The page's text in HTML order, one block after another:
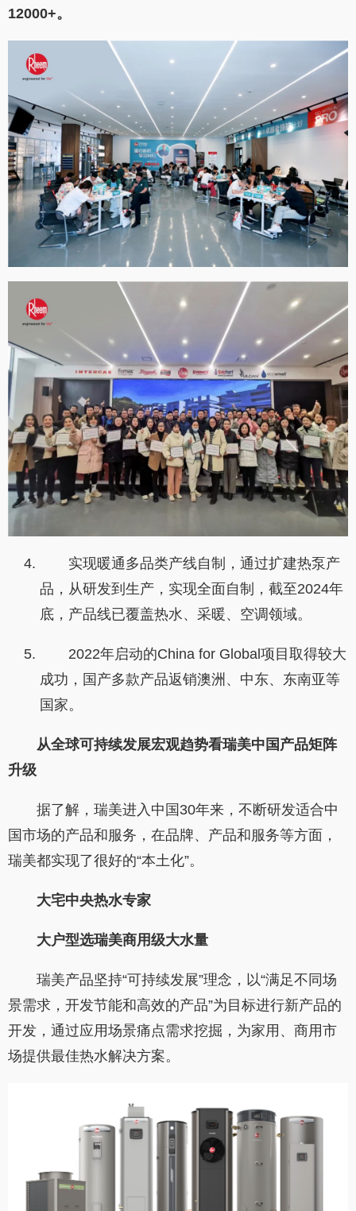
12000+。
实现暖通多品类产线自制，通过扩建热泵产
品，从研发到生产，实现全面自制，截至2024年
底，产品线已覆盖热水、采暖、空调领域。
2022年启动的China for Global项目取得较大
成功，国产多款产品返销澳洲、中东、东南亚等
国家。
从全球可持续发展宏观趋势看瑞美中国产品矩阵
升级
据了解，瑞美进入中国30年来，不断研发适合中
国市场的产品和服务，在品牌、产品和服务等方面，
瑞美都实现了很好的“本土化”。
大宅中央热水专家
大户型选瑞美商用级大水量
瑞美产品坚持“可持续发展”理念，以“满足不同场
景需求，开发节能和高效的产品”为目标进行新产品的
开发，通过应用场景痛点需求挖掘，为家用、商用市
场提供最佳热水解决方案。